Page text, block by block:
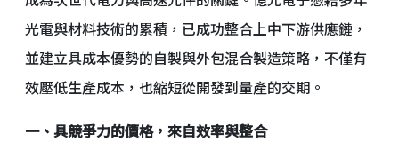
光電與材料技術的累積，已成功整合上中下游供應鏈，
並建立具成本優勢的自製與外包混合製造策略，不僅有
效壓低生產成本，也縮短從開發到量產的交期。
一、具競爭力的價格，來自效率與整合